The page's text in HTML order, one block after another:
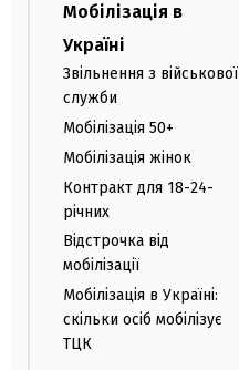
Мобілізація в
Україні
Звільнення з військової
служби
Мобілізація 50+
Мобілізація жінок
Контракт для 18-24-
річних
Відстрочка від
мобілізації
Мобілізація в Україні:
скільки осіб мобілізує
ТЦК